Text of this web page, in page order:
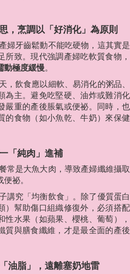
，烹調以「好消化」為原則
婦牙齒鬆動不能吃硬物，這其實是
所致。現代強調產婦吃軟質食物，
動極度緩慢。
，飲食應以細軟、易消化的粥品、
為主。避免吃堅硬、油炸或難消化
嚴重的產後脹氣或便祕。同時，也
的食物（如小魚乾、牛奶）來保健
「純肉」進補
常是大魚大肉，導致產婦纖維攝取
祕。
講究「均衡飲食」。除了優質蛋白
）幫助傷口組織修復外，必須搭配
性水果（如蘋果、櫻桃、葡萄），
質與膳食纖維，才是最全面的產後
油脂」，遠離塞奶地雷